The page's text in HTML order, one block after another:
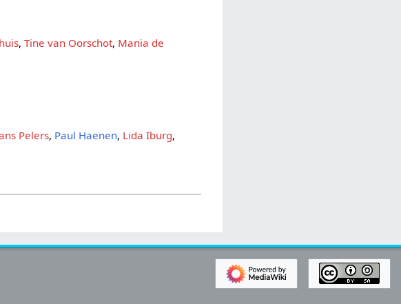
,Tine van Oorschot, Mania de
Pelers, Paul Haenen, Lida Iburg,